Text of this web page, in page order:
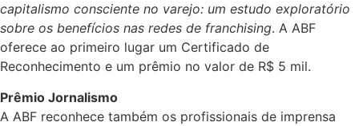
capitalismo consciente no varejo: um estudo exploratório
sobre os benefícios nas redes de franchising. A ABF
oferece ao primeiro lugar um Certificado de
Reconhecimento e um prêmio no valor de R$ 5 mil.
Prêmio Jornalismo
A ABF reconhece também os profissionais de imprensa